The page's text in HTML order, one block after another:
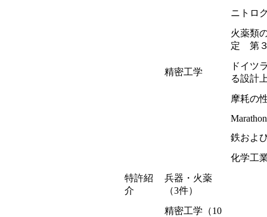
ニトロ
火薬類
定 第
精密工学
ドイツ
る設計
摩耗の
鉄およ
化学工
特許紹
介
兵器・火薬
（3件）
精密工学（10